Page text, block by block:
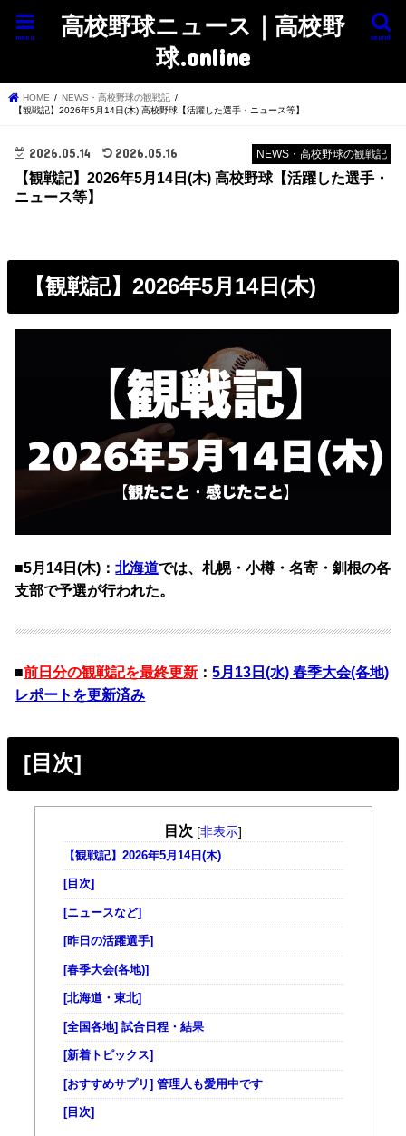
高校野球ニュース｜高校野
球.online
search
menu
HOME
NEWS・高校野球の観戦記
【観戦記】2026年5月14日(木) 高校野球【活躍した選手・ニュース等】
NEWS・高校野球の観戦記
2026.05.14 2026.05.16
【観戦記】2026年5月14日(木) 高校野球【活躍した選手・
ニュース等】
【観戦記】2026年5月14日(木)
■5月14日(木)：北海道では、札幌・小樽・名寄・釧根の各
支部で予選が行われた。
■前日分の観戦記を最終更新 ：5月13日(水) 春季大会(各地)
レポートを更新済み
[目次]
目次 [非表示]
【観戦記】2026年5月14日(木)
[目次]
[ニュースなど]
[昨日の活躍選手]
[春季大会(各地)]
[北海道・東北]
[全国各地] 試合日程・結果
[新着トピックス]
[おすすめサプリ] 管理人も愛用中です
[目次]